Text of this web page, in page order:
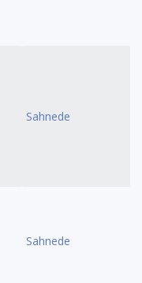
Sahnede
Sahnede